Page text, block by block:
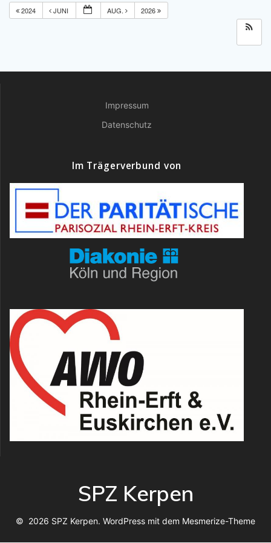
2024 JUNI AUG. 2026
Impressum
Datenschutz
Im Trägerverbund von
SPZ Kerpen
© 2026 SPZ Kerpen. WordPress mit dem Mesmerize-Theme